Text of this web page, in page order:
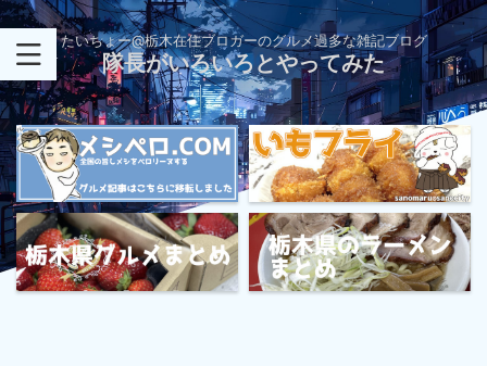
たいちょー@栃木在住ブロガーのグルメ過多な雑記ブログ
隊長がいろいろとやってみた